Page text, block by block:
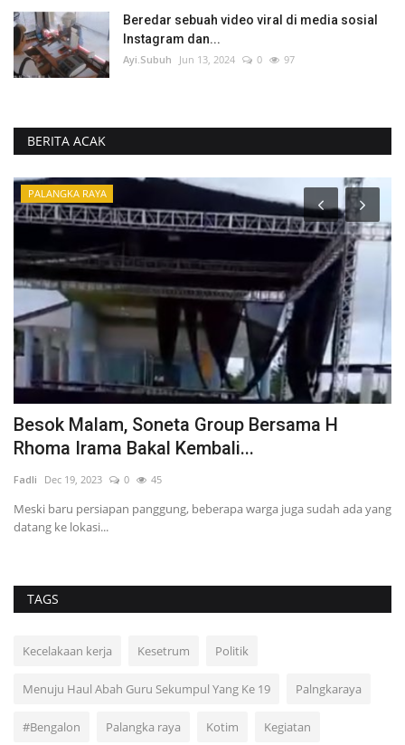
Beredar sebuah video viral di media sosial
Instagram dan...
Ayi.Subuh Jun 13, 2024 0 97
BERITA ACAK
PALANGKA RAYA
Besok Malam, Soneta Group Bersama H
Rhoma Irama Bakal Kembali...
Fadli Dec 19, 2023 0 45
Meski baru persiapan panggung, beberapa warga juga sudah ada yang
datang ke lokasi...
TAGS
Kecelakaan kerja Kesetrum Politik
Menuju Haul Abah Guru Sekumpul Yang Ke 19 Palngkaraya
#Bengalon Palangka raya Kotim Kegiatan